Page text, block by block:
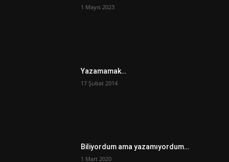
1 Mayıs 2023
Yazamamak…
17 Şubat 2014
Biliyordum ama yazamıyordum…
1 Mart 2020